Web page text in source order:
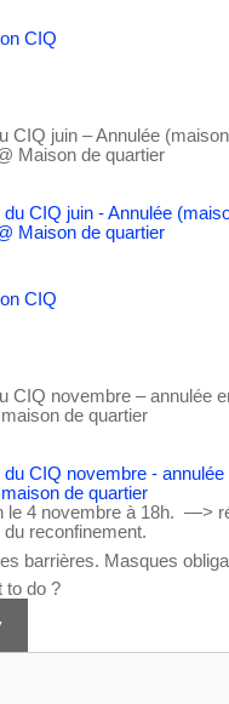
CIQ
CIQ juin – Annulée
Maison de quartier
CIQ
CIQ novembre – annulée
de quartier
le 4 novembre à 18h. —>
reconfinement.
barrières. Masques
to do ?